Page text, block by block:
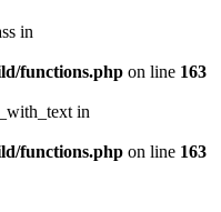
in
functions.php on line 163
in
functions.php on line 163